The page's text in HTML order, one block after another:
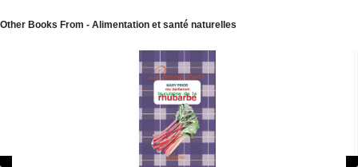
Other Books From - Alimentation et santé naturelles